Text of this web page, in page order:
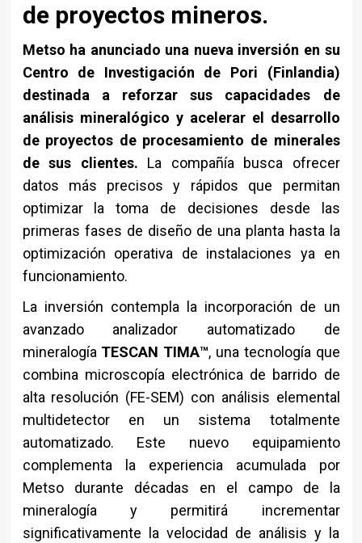
de proyectos mineros.
Metso ha anunciado una nueva inversión en su
Centro de Investigación de Pori (Finlandia)
destinada a reforzar sus capacidades de
análisis mineralógico y acelerar el desarrollo
de proyectos de procesamiento de minerales
de sus clientes. La compañía busca ofrecer
datos más precisos y rápidos que permitan
optimizar la toma de decisiones desde las
primeras fases de diseño de una planta hasta la
optimización operativa de instalaciones ya en
funcionamiento.
La inversión contempla la incorporación de un
avanzado analizador automatizado de
mineralogía TESCAN TIMA™, una tecnología que
combina microscopía electrónica de barrido de
alta resolución (FE-SEM) con análisis elemental
multidetector en un sistema totalmente
automatizado. Este nuevo equipamiento
complementa la experiencia acumulada por
Metso durante décadas en el campo de la
mineralogía y permitirá incrementar
significativamente la velocidad de análisis y la